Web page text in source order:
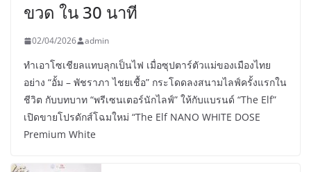
ขวด ใน 30 นาที
02/04/2026 admin
ทำเอาโซเชียลแทบลุกเป็นไฟ เมื่อซุปตาร์ตัวแม่ของเมืองไทย
อย่าง “อั้ม – พัชราภา ไชยเชื้อ” กระโดดลงสนามไลฟ์ครั้งแรกใน
ชีวิต กับบทบาท “พรีเซนเตอร์นักไลฟ์” ให้กับแบรนด์ “The Elf”
เปิดขายโปรดักส์โฉมใหม่ “The Elf NANO WHITE DOSE
Premium White